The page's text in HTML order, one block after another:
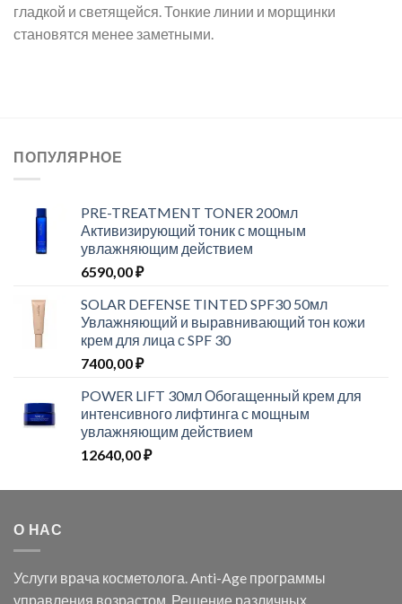
гладкой и светящейся. Тонкие линии и морщинки
становятся менее заметными.
ПОПУЛЯРНОЕ
PRE-TREATMENT TONER 200мл
Активизирующий тоник с мощным
увлажняющим действием
6590,00₽
SOLAR DEFENSE TINTED SPF30 50мл
Увлажняющий и выравнивающий тон кожи
крем для лица с SPF 30
7400,00₽
POWER LIFT 30мл Обогащенный крем для
интенсивного лифтинга с мощным
увлажняющим действием
12640,00₽
О НАС
Услуги врача косметолога. Anti-Age программы
управления возрастом. Решение различных